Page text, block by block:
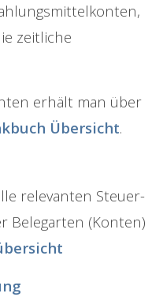
zeitliche
erhält man über
Übersicht.
relevanten Steuer-
Belegarten (Konten)